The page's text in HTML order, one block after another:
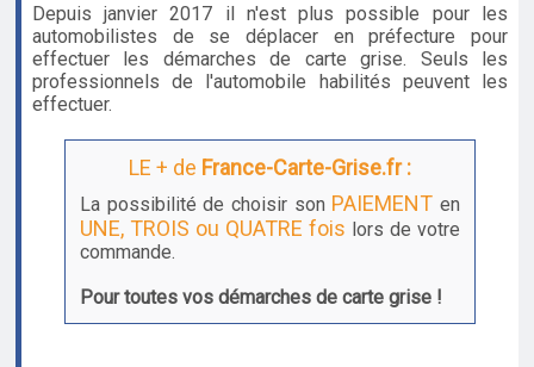
Depuis janvier 2017 il n'est plus possible pour les
automobilistes de se déplacer en préfecture pour
effectuer les démarches de carte grise. Seuls les
professionnels de l'automobile habilités peuvent les
effectuer.
LE + de France-Carte-Grise.fr :
La possibilité de choisir son PAIEMENT en
UNE, TROIS ou QUATRE fois lors de votre
commande.
Pour toutes vos démarches de carte grise !